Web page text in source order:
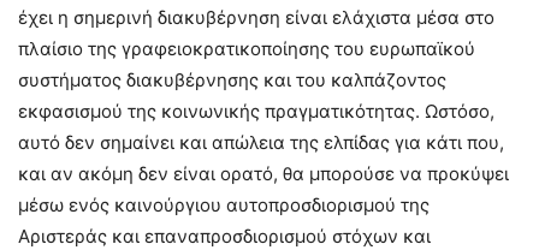
έχει η σημερινή διακυβέρνηση είναι ελάχιστα μέσα στο
πλαίσιο της γραφειοκρατικοποίησης του ευρωπαϊκού
συστήματος διακυβέρνησης και του καλπάζοντος
εκφασισμού της κοινωνικής πραγματικότητας. Ωστόσο,
αυτό δεν σημαίνει και απώλεια της ελπίδας για κάτι που,
και αν ακόμη δεν είναι ορατό, θα μπορούσε να προκύψει
μέσω ενός καινούργιου αυτοπροσδιορισμού της
Αριστεράς και επαναπροσδιορισμού στόχων και